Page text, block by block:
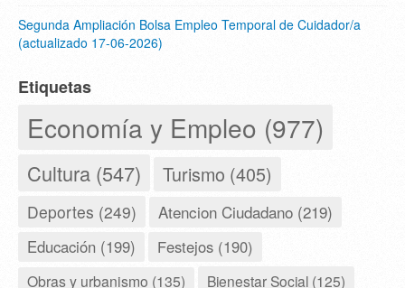
Segunda Ampliación Bolsa Empleo Temporal de Cuidador/a
(actualizado 17-06-2026)
Etiquetas
Economía y Empleo (977)
Cultura (547) Turismo (405)
Deportes (249) Atencion Ciudadano (219)
Educación (199) Festejos (190)
Obras y urbanismo (135) Bienestar Social (125)